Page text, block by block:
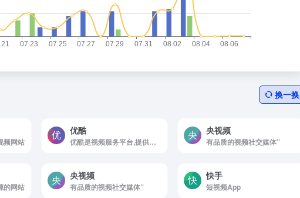
换一换
频网站
优酷
优酷是视频服务平台,提供视频播放,视频发布,视频搜索,视频分享
央视频
有品质的视频社交媒体”
的网站
央视频
有品质的视频社交媒体”
快手
短视频App